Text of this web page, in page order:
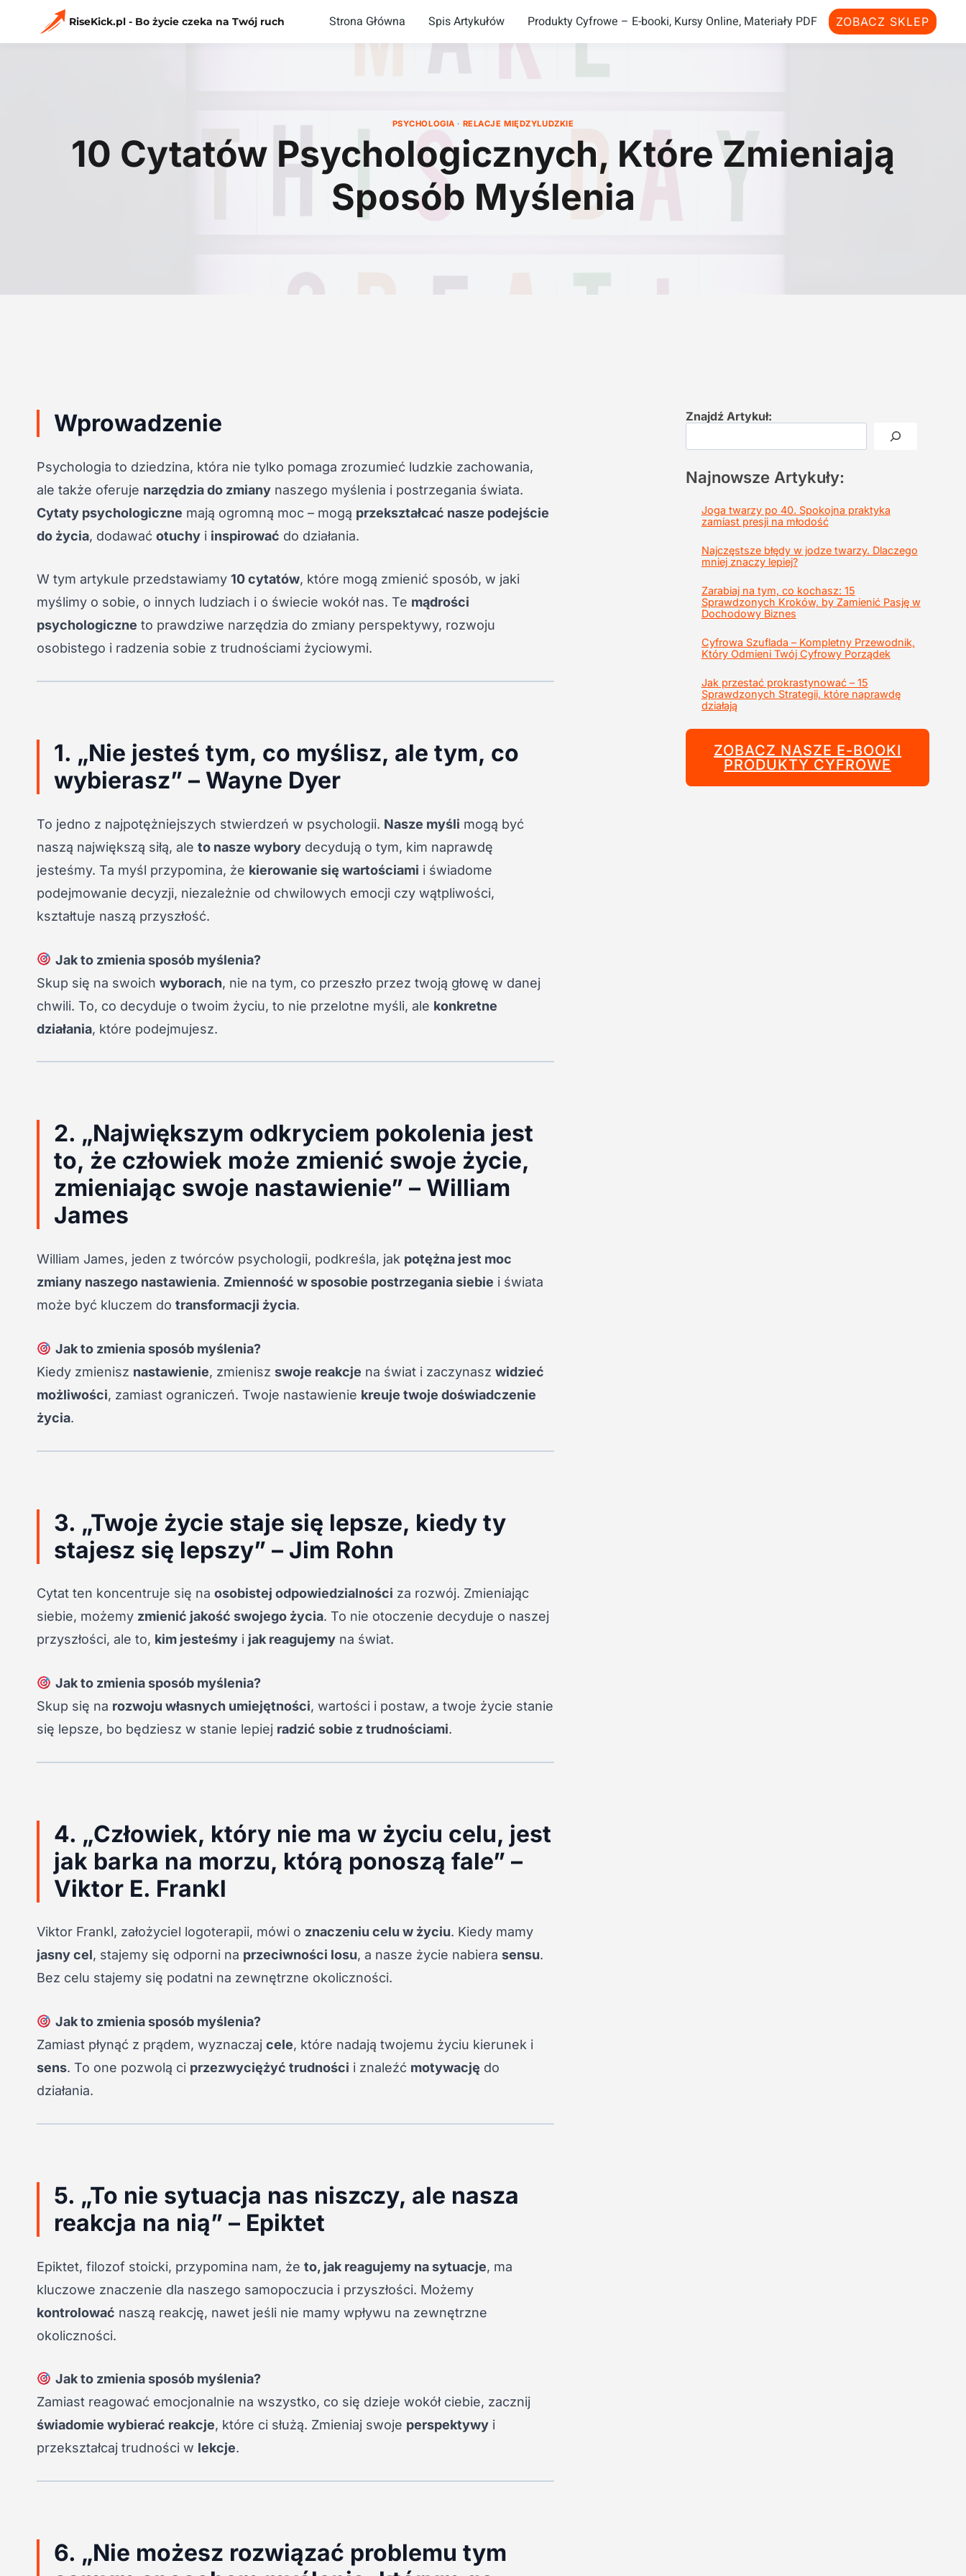
RiseKick.pl - Bo życie czeka na Twój ruch Strona Główna Spis Artykułów Produkty Cyfrowe – E-booki, Kursy Online, Materiały PDF ZOBACZ SKLEP
PSYCHOLOGIA · RELACJE MIĘDZYLUDZKIE
10 Cytatów Psychologicznych, Które Zmieniają
Sposób Myślenia
Wprowadzenie
Psychologia to dziedzina, która nie tylko pomaga zrozumieć ludzkie zachowania,
ale także oferuje narzędzia do zmiany naszego myślenia i postrzegania świata.
Cytaty psychologiczne mają ogromną moc – mogą przekształcać nasze podejście
do życia, dodawać otuchy i inspirować do działania.
W tym artykule przedstawiamy 10 cytatów, które mogą zmienić sposób, w jaki
myślimy o sobie, o innych ludziach i o świecie wokół nas. Te mądrości
psychologiczne to prawdziwe narzędzia do zmiany perspektywy, rozwoju
osobistego i radzenia sobie z trudnościami życiowymi.
1. „Nie jesteś tym, co myślisz, ale tym, co
wybierasz” – Wayne Dyer
To jedno z najpotężniejszych stwierdzeń w psychologii. Nasze myśli mogą być
naszą największą siłą, ale to nasze wybory decydują o tym, kim naprawdę
jesteśmy. Ta myśl przypomina, że kierowanie się wartościami i świadome
podejmowanie decyzji, niezależnie od chwilowych emocji czy wątpliwości,
kształtuje naszą przyszłość.
Jak to zmienia sposób myślenia?
Skup się na swoich wyborach, nie na tym, co przeszło przez twoją głowę w danej
chwili. To, co decyduje o twoim życiu, to nie przelotne myśli, ale konkretne
działania, które podejmujesz.
2. „Największym odkryciem pokolenia jest
to, że człowiek może zmienić swoje życie,
zmieniając swoje nastawienie” – William
James
William James, jeden z twórców psychologii, podkreśla, jak potężna jest moc
zmiany naszego nastawienia. Zmienność w sposobie postrzegania siebie i świata
może być kluczem do transformacji życia.
Jak to zmienia sposób myślenia?
Kiedy zmienisz nastawienie, zmienisz swoje reakcje na świat i zaczynasz widzieć
możliwości, zamiast ograniczeń. Twoje nastawienie kreuje twoje doświadczenie
życia.
3. „Twoje życie staje się lepsze, kiedy ty
stajesz się lepszy” – Jim Rohn
Cytat ten koncentruje się na osobistej odpowiedzialności za rozwój. Zmieniając
siebie, możemy zmienić jakość swojego życia. To nie otoczenie decyduje o naszej
przyszłości, ale to, kim jesteśmy i jak reagujemy na świat.
Jak to zmienia sposób myślenia?
Skup się na rozwoju własnych umiejętności, wartości i postaw, a twoje życie stanie
się lepsze, bo będziesz w stanie lepiej radzić sobie z trudnościami.
4. „Człowiek, który nie ma w życiu celu, jest
jak barka na morzu, którą ponoszą fale” –
Viktor E. Frankl
Viktor Frankl, założyciel logoterapii, mówi o znaczeniu celu w życiu. Kiedy mamy
jasny cel, stajemy się odporni na przeciwności losu, a nasze życie nabiera sensu.
Bez celu stajemy się podatni na zewnętrzne okoliczności.
Jak to zmienia sposób myślenia?
Zamiast płynąć z prądem, wyznaczaj cele, które nadają twojemu życiu kierunek i
sens. To one pozwolą ci przezwyciężyć trudności i znaleźć motywację do
działania.
5. „To nie sytuacja nas niszczy, ale nasza
reakcja na nią” – Epiktet
Epiktet, filozof stoicki, przypomina nam, że to, jak reagujemy na sytuacje, ma
kluczowe znaczenie dla naszego samopoczucia i przyszłości. Możemy
kontrolować naszą reakcję, nawet jeśli nie mamy wpływu na zewnętrzne
okoliczności.
Jak to zmienia sposób myślenia?
Zamiast reagować emocjonalnie na wszystko, co się dzieje wokół ciebie, zacznij
świadomie wybierać reakcje, które ci służą. Zmieniaj swoje perspektywy i
przekształcaj trudności w lekcje.
6. „Nie możesz rozwiązać problemu tym
Znajdź Artykuł:
Najnowsze Artykuły:
Joga twarzy po 40. Spokojna praktyka
zamiast presji na młodość
Najczęstsze błędy w jodze twarzy. Dlaczego
mniej znaczy lepiej?
Zarabiaj na tym, co kochasz: 15
Sprawdzonych Kroków, by Zamienić Pasję w
Dochodowy Biznes
Cyfrowa Szuflada – Kompletny Przewodnik,
Który Odmieni Twój Cyfrowy Porządek
Jak przestać prokrastynować – 15
Sprawdzonych Strategii, które naprawdę
działają
ZOBACZ NASZE E-BOOKI
PRODUKTY CYFROWE